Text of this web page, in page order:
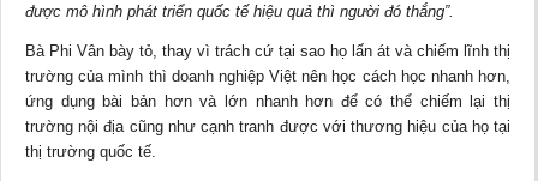
được mô hình phát triển quốc tế hiệu quả thì người đó thắng”.
Bà Phi Vân bày tỏ, thay vì trách cứ tại sao họ lấn át và chiếm lĩnh thị
trường của mình thì doanh nghiệp Việt nên học cách học nhanh hơn,
ứng dụng bài bản hơn và lớn nhanh hơn để có thể chiếm lại thị
trường nội địa cũng như cạnh tranh được với thương hiệu của họ tại
thị trường quốc tế.